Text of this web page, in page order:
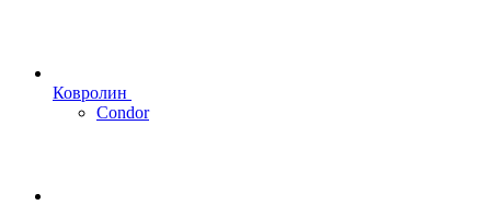
Ковролин
Condor